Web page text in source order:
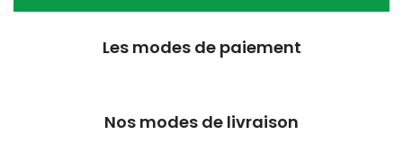
Les modes de paiement
Nos modes de livraison